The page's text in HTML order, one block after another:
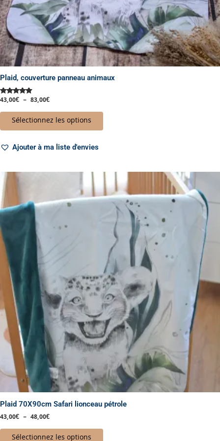
Plaid, couverture panneau animaux
Note
sur 5
43,00€ – 83,00€
Sélectionnez les options
du
produit
Ajouter à ma liste d'envies
Plaid 70X90cm Safari lionceau pétrole
43,00€ – 48,00€
43,00€
à
Sélectionnez les options
Ce
produit
a
plusieurs
variations.
Les
options
peuvent
être
choisies
sur
la
page
du
produit